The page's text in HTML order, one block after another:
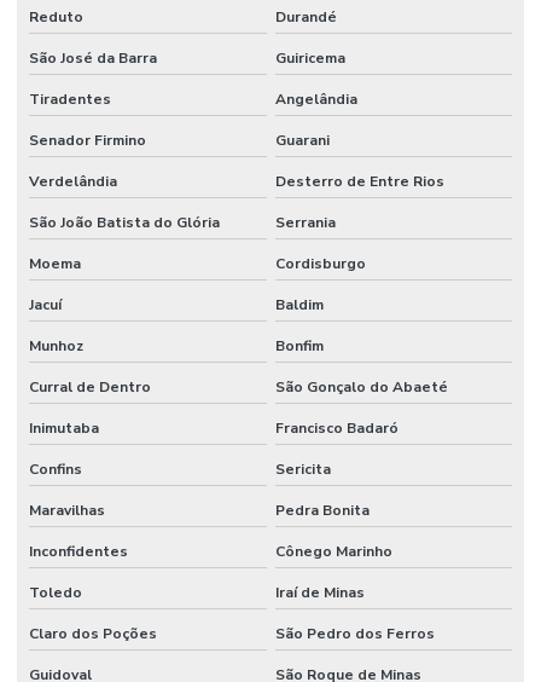
Reduto Durandé
São José da Barra Guiricema
Tiradentes Angelândia
Senador Firmino Guarani
Verdelândia Desterro de Entre Rios
São João Batista do Glória Serrania
Moema Cordisburgo
Jacuí Baldim
Munhoz Bonfim
Curral de Dentro São Gonçalo do Abaeté
Inimutaba Francisco Badaró
Confins Sericita
Maravilhas Pedra Bonita
Inconfidentes Cônego Marinho
Toledo Iraí de Minas
Claro dos Poções São Pedro dos Ferros
Guidoval São Roque de Minas